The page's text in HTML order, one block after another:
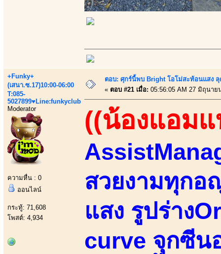
+Funky+
(เสนา.ซ.17)10:00-06:00
T:085-
5027899♥Line:funkyclub
Moderator
ความหื่น : 0
ออนไลน์
กระทู้: 71,608
โพสต์: 4,934
ตอบ: ศุกร์นี้พบ Bright โอโม่สะท้อนแสง
« ตอบ #21 เมื่อ: 05:56:05 AM 27 มิถุนาย
((น้องแอมแ
สวยงามทุกอ
แสง รูปร่าง
curve จุกซีน